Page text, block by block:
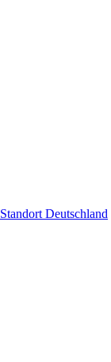
Deutschland